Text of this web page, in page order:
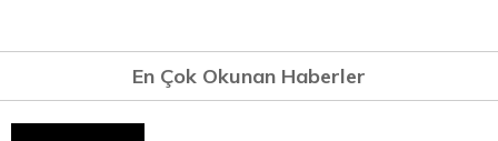
En Çok Okunan Haberler